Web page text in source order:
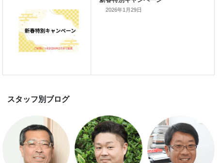
新着のイベント情報
スマートハウス 完成見学会開催
2026年1月29日